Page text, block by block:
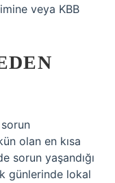
veya KBB
olan en kısa
sorun yaşandığı
günlerinde lokal